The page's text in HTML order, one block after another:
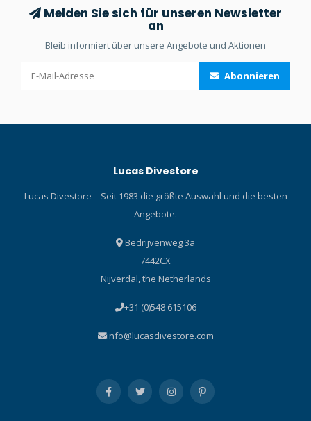
Melden Sie sich für unseren Newsletter
an
Bleib informiert über unsere Angebote und Aktionen
Abonnieren
Lucas Divestore
Lucas Divestore – Seit 1983 die größte Auswahl und die besten
Angebote.
Bedrijvenweg 3a
7442CX
Nijverdal, the Netherlands
+31 (0)548 615106
info@lucasdivestore.com